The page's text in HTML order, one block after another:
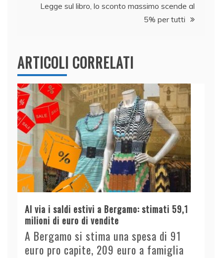
k
Legge sul libro, lo sconto massimo scende al
5% per tutti
ARTICOLI CORRELATI
Al via i saldi estivi a Bergamo: stimati 59,1
milioni di euro di vendite
A Bergamo si stima una spesa di 91
euro pro capite, 209 euro a famiglia